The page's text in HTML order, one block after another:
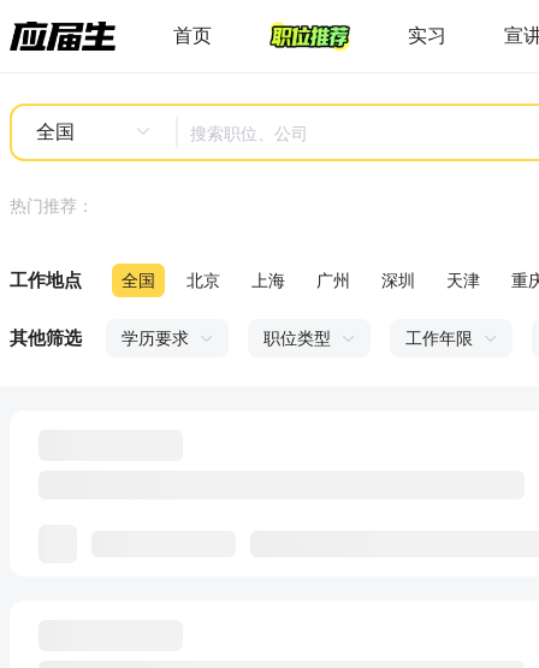
首页 实习 宣
全国
热门推荐：
工作地点 全国 北京 上海 广州 深圳 天津 重
其他筛选 学历要求 职位类型 工作年限